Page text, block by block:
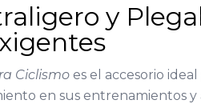
y
Ciclismo es el accesorio
en sus entrenamientos